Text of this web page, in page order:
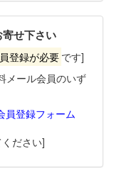
せ下さい
登録が必要 です]
メール会員のいず
員登録フォーム
ください]